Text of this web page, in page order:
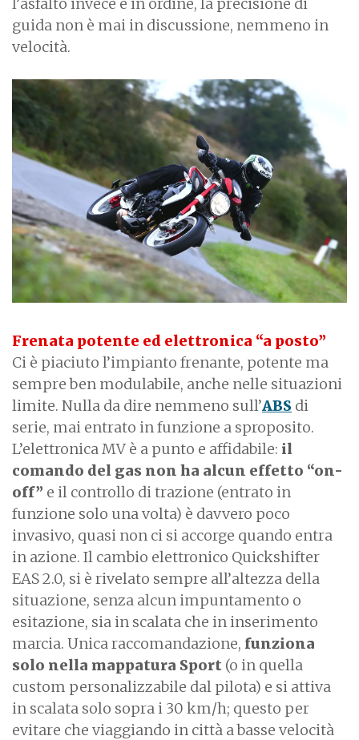
l’asfalto invece è in ordine, la precisione di
guida non è mai in discussione, nemmeno in
velocità.
Frenata potente ed elettronica “a posto”
Ci è piaciuto l’impianto frenante, potente ma
sempre ben modulabile, anche nelle situazioni
limite. Nulla da dire nemmeno sull’ABS di
serie, mai entrato in funzione a sproposito.
L’elettronica MV è a punto e affidabile: il
comando del gas non ha alcun effetto “on-
off” e il controllo di trazione (entrato in
funzione solo una volta) è davvero poco
invasivo, quasi non ci si accorge quando entra
in azione. Il cambio elettronico Quickshifter
EAS 2.0, si è rivelato sempre all’altezza della
situazione, senza alcun impuntamento o
esitazione, sia in scalata che in inserimento
marcia. Unica raccomandazione, funziona
solo nella mappatura Sport (o in quella
custom personalizzabile dal pilota) e si attiva
in scalata solo sopra i 30 km/h; questo per
evitare che viaggiando in città a basse velocità